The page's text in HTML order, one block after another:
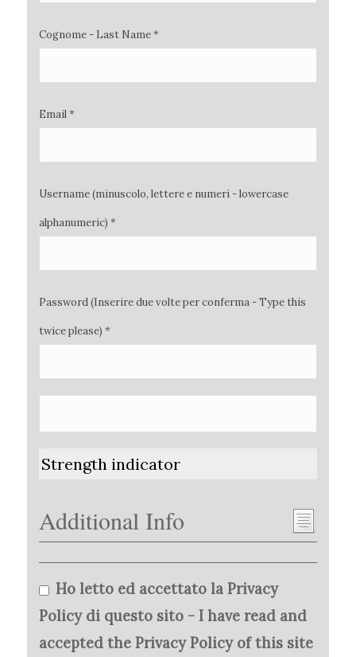
Cognome - Last Name *
Email *
Username (minuscolo, lettere e numeri - lowercase
alphanumeric) *
Password (Inserire due volte per conferma - Type this
twice please) *
Strength indicator
Additional Info
Ho letto ed accettato la Privacy
Policy di questo sito - I have read and
accepted the Privacy Policy of this site